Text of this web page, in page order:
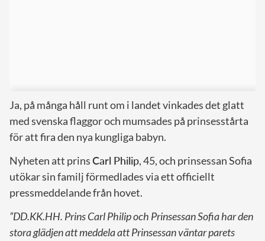
Ja, på många håll runt om i landet vinkades det glatt
med svenska flaggor och mumsades på prinsesstårta
för att fira den nya kungliga babyn.
Nyheten att prinsCarl Philip, 45, och prinsessan Sofia
utökar sin familj förmedlades via ett officiellt
pressmeddelande från hovet.
”DD.KK.HH. Prins Carl Philip och Prinsessan Sofia har den
stora glädjen att meddela att Prinsessan väntar parets